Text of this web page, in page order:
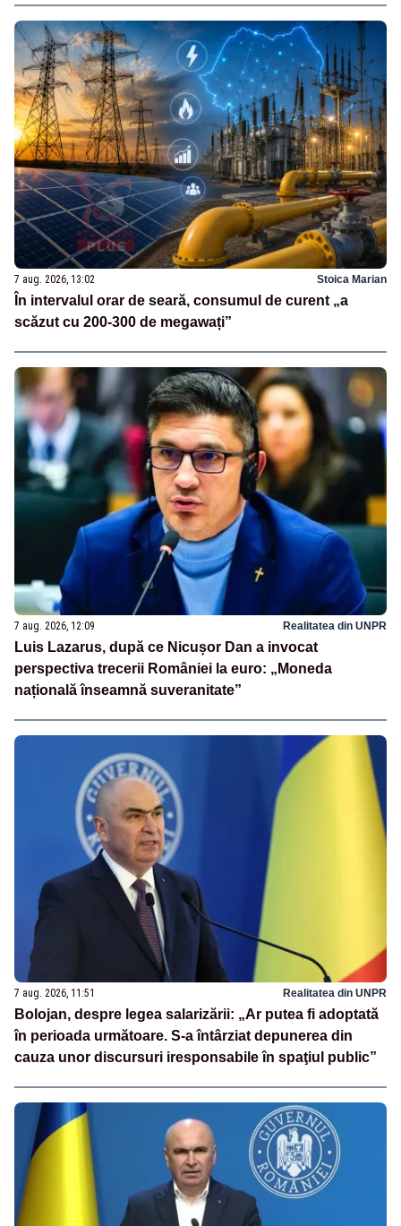
7 aug. 2026, 13:02 Stoica Marian
În intervalul orar de seară, consumul de curent „a
scăzut cu 200-300 de megawați”
7 aug. 2026, 12:09 Realitatea din UNPR
Luis Lazarus, după ce Nicușor Dan a invocat
perspectiva trecerii României la euro: „Moneda
națională înseamnă suveranitate”
7 aug. 2026, 11:51 Realitatea din UNPR
Bolojan, despre legea salarizării: „Ar putea fi adoptată
în perioada următoare. S-a întârziat depunerea din
cauza unor discursuri iresponsabile în spaţiul public”